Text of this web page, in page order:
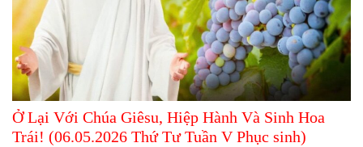
Ở Lại Với Chúa Giêsu, Hiệp Hành Và Sinh Hoa
Trái! (06.05.2026 Thứ Tư Tuần V Phục sinh)